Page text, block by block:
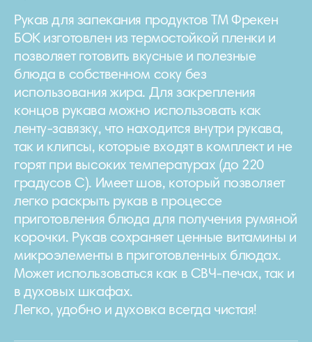
Рукав для запекания продуктов ТМ Фрекен
БОК изготовлен из термостойкой пленки и
позволяет готовить вкусные и полезные
блюда в собственном соку без
использования жира. Для закрепления
концов рукава можно использовать как
ленту-завязку, что находится внутри рукава,
так и клипсы, которые входят в комплект и не
горят при высоких температурах (до 220
градусов С). Имеет шов, который позволяет
легко раскрыть рукав в процессе
приготовления блюда для получения румяной
корочки. Рукав сохраняет ценные витамины и
микроэлементы в приготовленных блюдах.
Может использоваться как в СВЧ-печах, так и
в духовых шкафах.
Легко, удобно и духовка всегда чистая!